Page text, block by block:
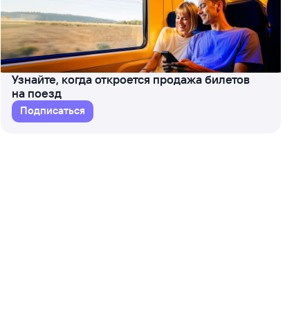
Узнайте, когда откроется продажа билетов
на поезд
Подписаться